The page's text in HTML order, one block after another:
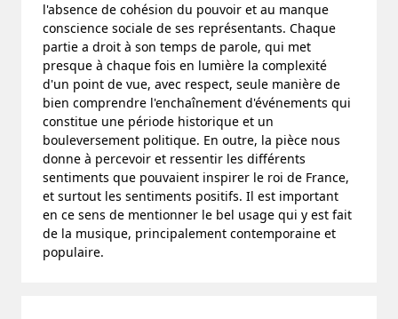
l'absence de cohésion du pouvoir et au manque
conscience sociale de ses représentants. Chaque
partie a droit à son temps de parole, qui met
presque à chaque fois en lumière la complexité
d'un point de vue, avec respect, seule manière de
bien comprendre l'enchaînement d'événements qui
constitue une période historique et un
bouleversement politique. En outre, la pièce nous
donne à percevoir et ressentir les différents
sentiments que pouvaient inspirer le roi de France,
et surtout les sentiments positifs. Il est important
en ce sens de mentionner le bel usage qui y est fait
de la musique, principalement contemporaine et
populaire.